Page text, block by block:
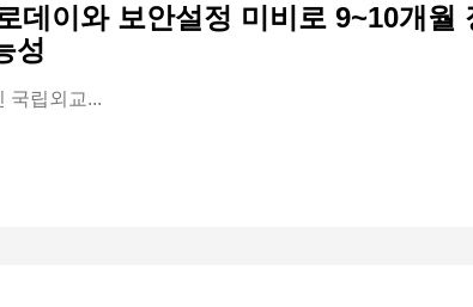
데이와 보안설정 미비로 9~10개월
성
국립외교...